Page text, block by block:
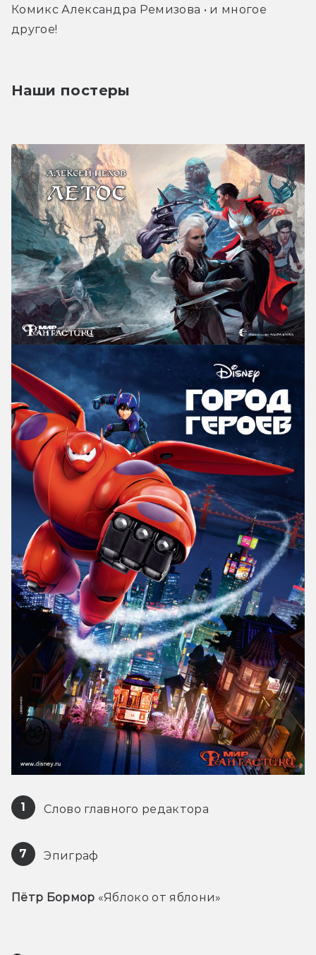
Комикс Александра Ремизова • и многое
другое!
Наши постеры
1 Слово главного редактора
7 Эпиграф
Пётр Бормор «Яблоко от яблони»